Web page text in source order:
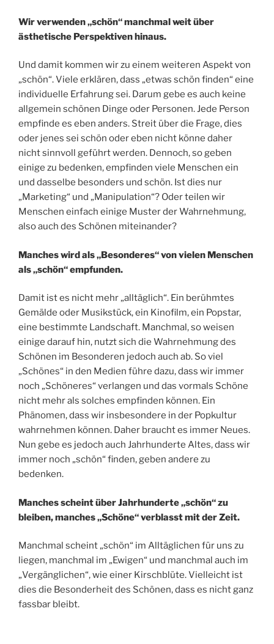
Wir verwenden „schön“ manchmal weit über
ästhetische Perspektiven hinaus.
Und damit kommen wir zu einem weiteren Aspekt von
„schön“. Viele erklären, dass „etwas schön finden“ eine
individuelle Erfahrung sei. Darum gebe es auch keine
allgemein schönen Dinge oder Personen. Jede Person
empfinde es eben anders. Streit über die Frage, dies
oder jenes sei schön oder eben nicht könne daher
nicht sinnvoll geführt werden. Dennoch, so geben
einige zu bedenken, empfinden viele Menschen ein
und dasselbe besonders und schön. Ist dies nur
„Marketing“ und „Manipulation“? Oder teilen wir
Menschen einfach einige Muster der Wahrnehmung,
also auch des Schönen miteinander?
Manches wird als „Besonderes“ von vielen Menschen
als „schön“ empfunden.
Damit ist es nicht mehr „alltäglich“. Ein berühmtes
Gemälde oder Musikstück, ein Kinofilm, ein Popstar,
eine bestimmte Landschaft. Manchmal, so weisen
einige darauf hin, nutzt sich die Wahrnehmung des
Schönen im Besonderen jedoch auch ab. So viel
„Schönes“ in den Medien führe dazu, dass wir immer
noch „Schöneres“ verlangen und das vormals Schöne
nicht mehr als solches empfinden können. Ein
Phänomen, dass wir insbesondere in der Popkultur
wahrnehmen können. Daher braucht es immer Neues.
Nun gebe es jedoch auch Jahrhunderte Altes, dass wir
immer noch „schön“ finden, geben andere zu
bedenken.
Manches scheint über Jahrhunderte „schön“ zu
bleiben, manches „Schöne“ verblasst mit der Zeit.
Manchmal scheint „schön“ im Alltäglichen für uns zu
liegen, manchmal im „Ewigen“ und manchmal auch im
„Vergänglichen“, wie einer Kirschblüte. Vielleicht ist
dies die Besonderheit des Schönen, dass es nicht ganz
fassbar bleibt.